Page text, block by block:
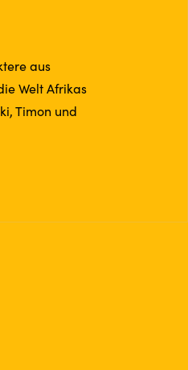
aus
Welt Afrikas
Timon und